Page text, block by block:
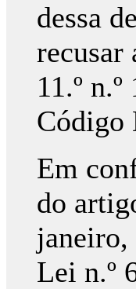
dessa
recusar
11.º
Código
Em
do
janeiro,
Lei n.º